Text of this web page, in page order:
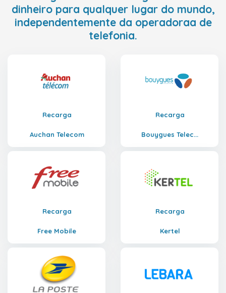
dinheiro para qualquer lugar do mundo,
independentemente da operadoraa de
telefonia.
Recarga
Auchan Telecom
Recarga
Bouygues Telec...
Recarga
Free Mobile
Recarga
Kertel